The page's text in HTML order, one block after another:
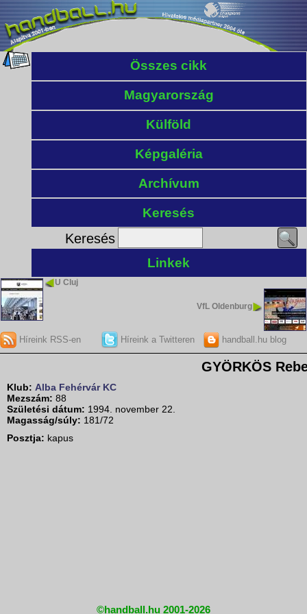
Összes cikk
Magyarország
Külföld
Képgaléria
Archívum
Keresés
Keresés
Linkek
U Cluj
VfL Oldenburg
Híreink RSS-en Híreink a Twitteren handball.hu blog
GYÖRKÖS
Klub: Alba Fehérvár KC
Mezszám: 88
Születési dátum: 1994. november 22.
Magasság/súly: 181/72
Posztja: kapus
©handball.hu 2001-2026